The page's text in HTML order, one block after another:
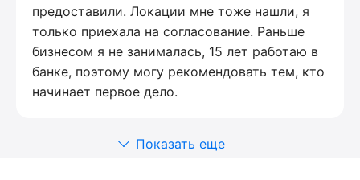
предоставили. Локации мне тоже нашли, я
только приехала на согласование. Раньше
бизнесом я не занималась, 15 лет работаю в
банке, поэтому могу рекомендовать тем, кто
начинает первое дело.
Показать еще